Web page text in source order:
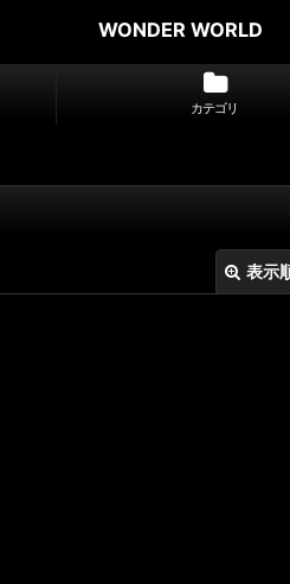
WONDER WORLD
カテゴリ
表示